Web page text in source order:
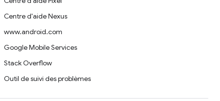
Centre d'aide Nexus
www.android.com
Google Mobile Services
Stack Overflow
Outil de suivi des problèmes